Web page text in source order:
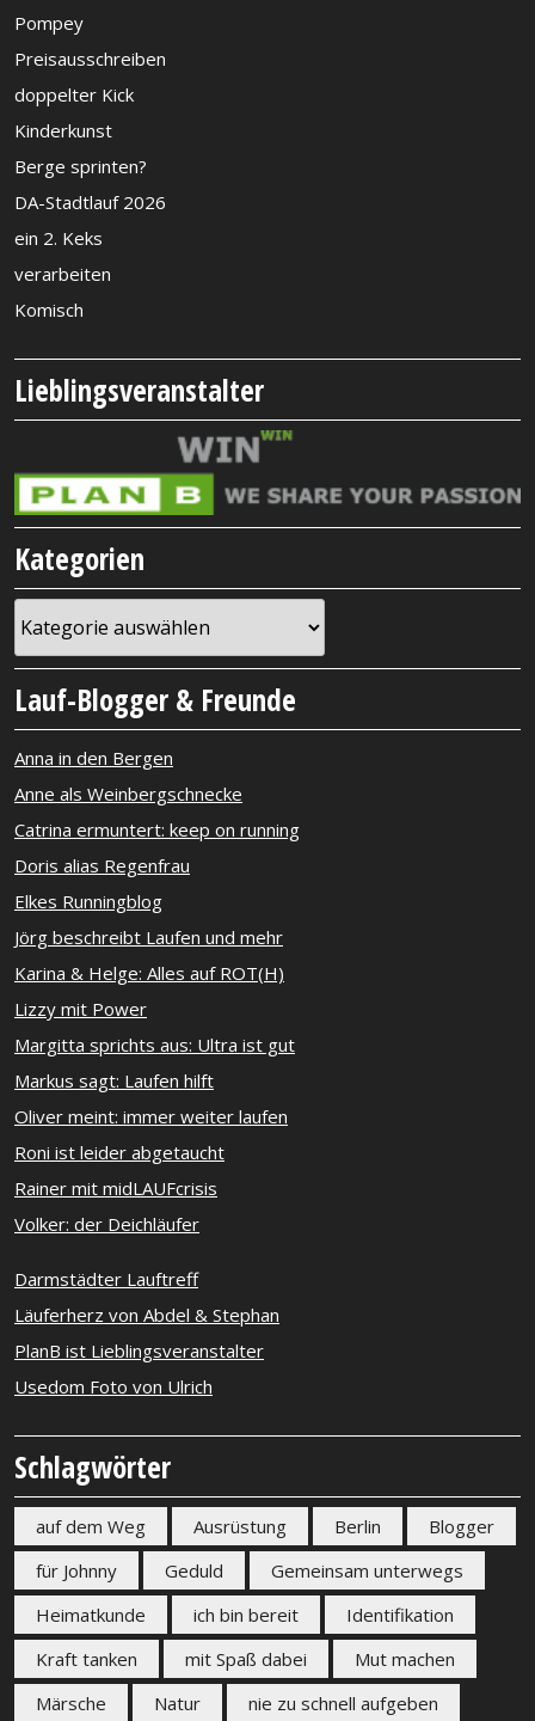
Pompey
Preisausschreiben
doppelter Kick
Kinderkunst
Berge sprinten?
DA-Stadtlauf 2026
ein 2. Keks
verarbeiten
Komisch
Lieblingsveranstalter
Kategorien
Lauf-Blogger & Freunde
Anna in den Bergen
Anne als Weinbergschnecke
Catrina ermuntert: keep on running
Doris alias Regenfrau
Elkes Runningblog
Jörg beschreibt Laufen und mehr
Karina & Helge: Alles auf ROT(H)
Lizzy mit Power
Margitta sprichts aus: Ultra ist gut
Markus sagt: Laufen hilft
Oliver meint: immer weiter laufen
Roni ist leider abgetaucht
Rainer mit midLAUFcrisis
Volker: der Deichläufer
Darmstädter Lauftreff
Läuferherz von Abdel & Stephan
PlanB ist Lieblingsveranstalter
Usedom Foto von Ulrich
Schlagwörter
auf dem Weg Ausrüstung Berlin
Blogger
für Johnny
Geduld
Gemeinsam unterwegs
Heimatkunde
ich bin bereit
Identifikation
Kraft tanken
mit Spaß dabei
Mut machen
Märsche
Natur nie zu schnell aufgeben